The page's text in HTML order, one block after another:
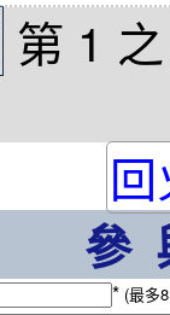
第 1
* (最多